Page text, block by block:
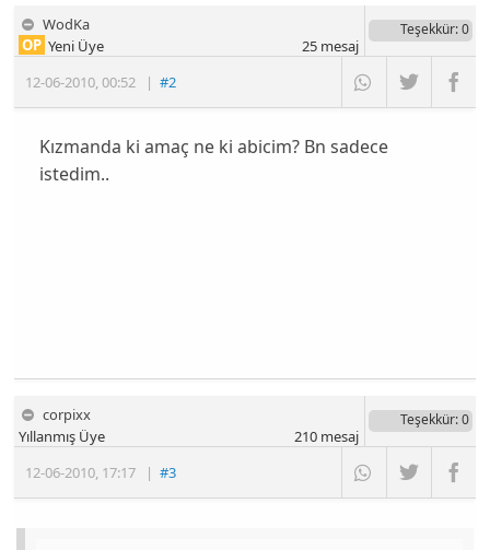
WodKa
12-06-2010,00:52 |#2
OP Yeni Üye
Teşekkür: 0
25mesaj
Kızmanda ki amaç ne ki abicim? Bn sadece
istedim..
corpixx
12-06-2010, 17:17 |#3
Yıllanmış Üye
Teşekkür: 0
210mesaj